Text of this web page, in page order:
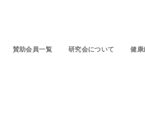
賛助会員一覧 研究会について 健康